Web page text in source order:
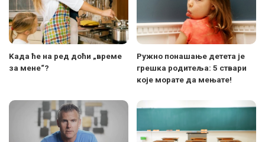
Kада ће на ред доћи „време
за мене“?
Ружно понашање детета је
грешка родитеља: 5 ствари
које морате да мењате!